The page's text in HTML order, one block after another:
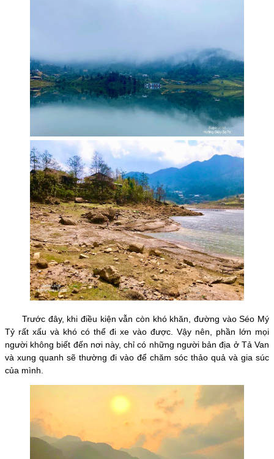
Trước đây, khi điều kiện vẫn còn khó khăn, đường vào Séo Mý
Tỷ rất xấu và khó có thể đi xe vào được. Vậy nên, phần lớn mọi
người không biết đến nơi này, chỉ có những người bản địa ở Tả Van
và xung quanh sẽ thường đi vào để chăm sóc thảo quả và gia súc
của mình.